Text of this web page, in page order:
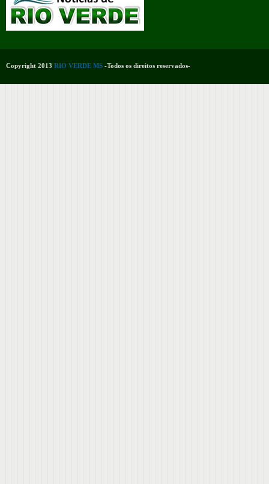
Copyright 2013 RIO VERDE MS -Todos os direitos reservados-